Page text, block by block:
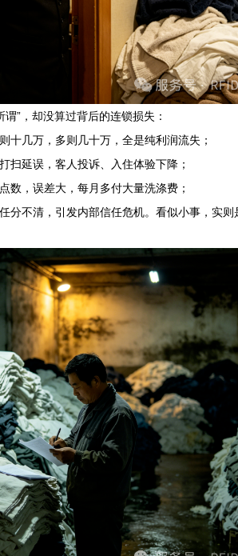
”，却没算过背后的连锁损失：
几万，多则几十万，全是纯利润流失；
延误，客人投诉、入住体验下降；
，误差大，每月多付大量洗涤费；
不清，引发内部信任危机。看似小事，实则